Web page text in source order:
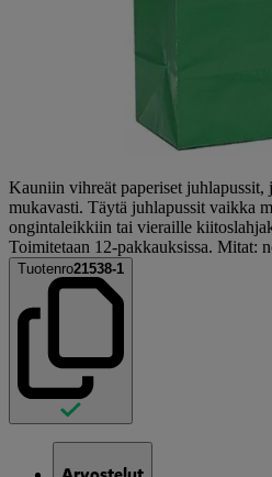
Kauniin vihreät paperiset juhlapussit,
mukavasti. Täytä juhlapussit vaikka
ongintaleikkiin tai vieraille
Toimitetaan 12-pakkauksissa. Mitat:
Tuotenro21538-1